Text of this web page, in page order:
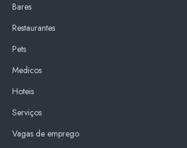
Bares
Restaurantes
Pets
Medicos
Hoteis
Serviços
Vagas de emprego